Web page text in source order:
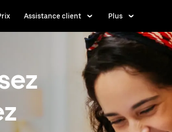
Assistance client Plus